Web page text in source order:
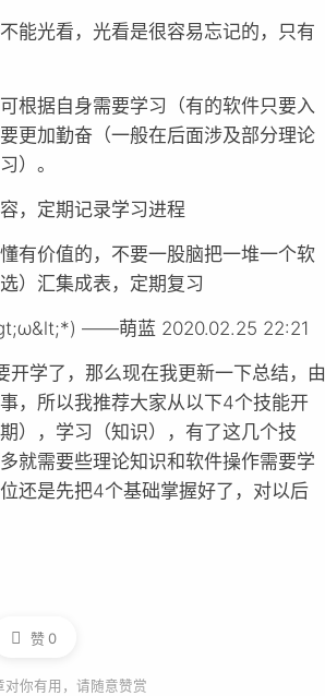
能光看，光看是很容易忘记的，只有
根据自身需要学习（有的软件只要入
更加勤奋（一般在后面涉及部分理论
）。
，定期记录学习进程
有价值的，不要一股脑把一堆一个软
）汇集成表，定期复习
——萌蓝 2020.02.25 22:21
开学了，那么现在我更新一下总结，由
，所以我推荐大家从以下4个技能开
），学习（知识），有了这几个技
就需要些理论知识和软件操作需要学
还是先把4个基础掌握好了，对以后
赞0
对你有用，请随意赞赏